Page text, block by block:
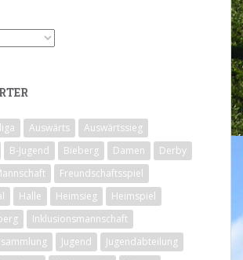
Auswärts
Auswärtssieg
B-Jugend Bieberg Damen
Derby
Freundschaftsspiel
Halle Heimsieg
Heimspiel
Inklusionsmannschaft
Jugend
Jugendabteilung